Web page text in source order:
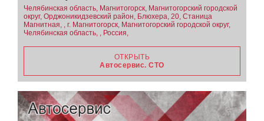
Челябинская область, Магнитогорск, Магнитогорский городской
округ, Орджоникидзевский район, Блюхера, 20, Станица
Магнитная, , г. Магнитогорск, Магнитогорский городской округ,
Челябинская область, , Россия,
ОТКРЫТЬ
Автосервис. СТО